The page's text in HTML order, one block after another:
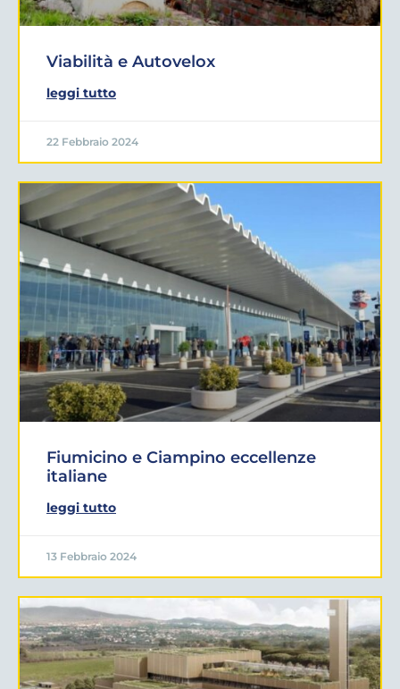
Viabilità e Autovelox
leggi tutto
22 Febbraio 2024
Fiumicino e Ciampino eccellenze
italiane
leggi tutto
13 Febbraio 2024